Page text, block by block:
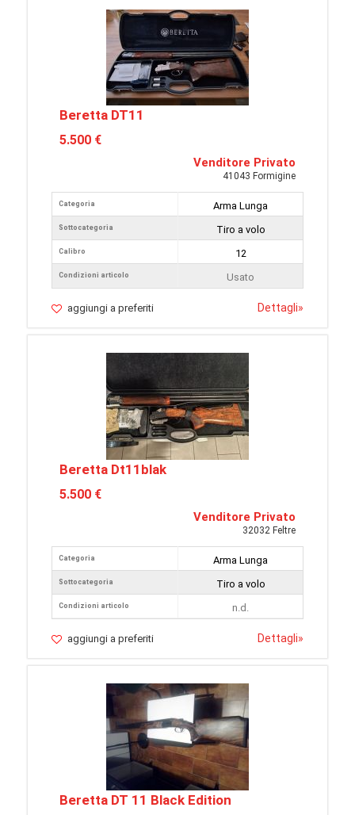
Beretta DT11
5.500 €
Venditore Privato
41043 Formigine
Categoria
Sottocategoria
Calibro
Condizioni articolo
Arma Lunga
Tiro a volo
12
Usato
aggiungi a preferiti Dettagli»
Beretta Dt11blak
5.500 €
Venditore Privato
32032 Feltre
Categoria
Sottocategoria
Condizioni articolo
Arma Lunga
Tiro a volo
n.d.
aggiungi a preferiti Dettagli»
Beretta DT 11 Black Edition